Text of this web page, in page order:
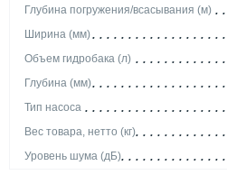
Глубина погружения/всасывания (м)
Ширина (мм)
Объем гидробака (л)
Глубина (мм)
Тип насоса
Вес товара, нетто (кг)
Уровень шума (дБ)